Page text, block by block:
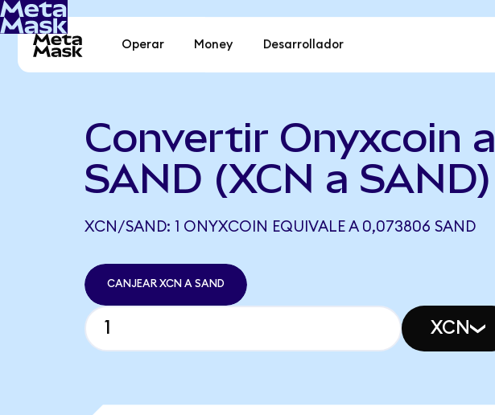
Operar Money Desarrollador
Convertir Onyxcoin a
SAND (XCN a SAND)
XCN/SAND: 1 ONYXCOIN EQUIVALE A 0,073806 SAND
CANJEAR XCN A SAND
XCN